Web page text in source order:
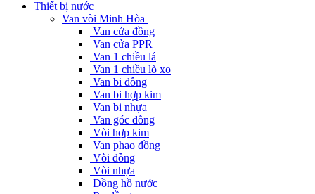
Thiết bị nước
Van vòi Minh Hòa
Van cửa đồng
Van cửa PPR
Van 1 chiều lá
Van 1 chiều lò xo
Van bi đồng
Van bi hợp kim
Van bi nhựa
Van góc đồng
Vòi hợp kim
Van phao đồng
Vòi đồng
Vòi nhựa
Đồng hồ nước